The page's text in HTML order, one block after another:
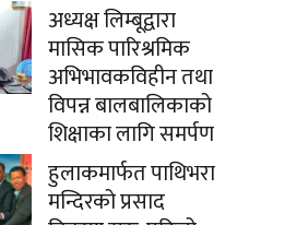
अध्यक्ष लिम्बूद्वारा
मासिक पारिश्रमिक
अभिभावकविहीन तथा
विपन्न बालबालिकाको
शिक्षाका लागि समर्पण
हुलाकमार्फत पाथिभरा
मन्दिरको प्रसाद